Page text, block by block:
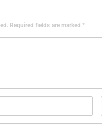
Required fields are marked *